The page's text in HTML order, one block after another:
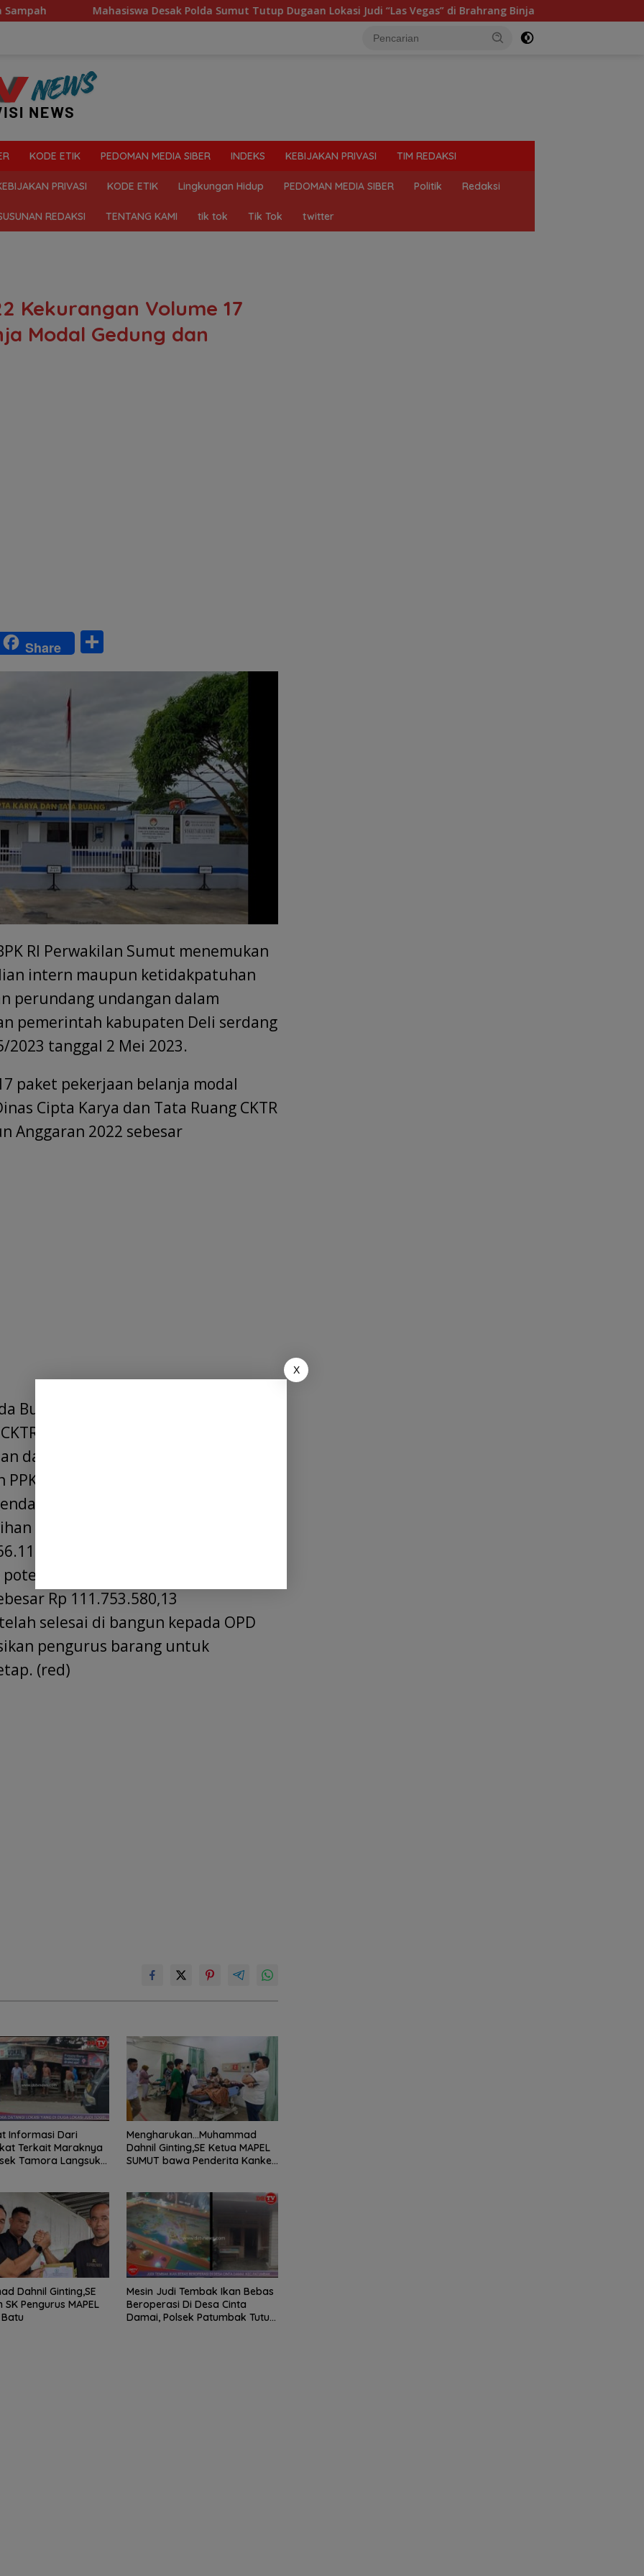
Desak Polda Sumut Tutup Dugaan Lokasi Judi “Las Vegas” di Brahrang Binjai Praktik Perjudian Dadu putar
KODE ETIK PEDOMAN MEDIA SIBER INDEKS KEBIJAKAN PRIVASI TIM REDAKSI
PRIVASI KODE ETIK Lingkungan Hidup PEDOMAN MEDIA SIBER Politik Redaksi
REDAKSI TENTANG KAMI tik tok Tik Tok twitter
Kekurangan Volume 17
Modal Gedung dan
Share
h
RI Perwakilan Sumut menemukan
intern maupun ketidakpatuhan
perundang undangan dalam
pemerintah kabupaten Deli serdang
2023 tanggal 2 Mei 2023.
paket pekerjaan belanja modal
Cipta Karya dan Tata Ruang CKTR
Anggaran 2022 sebesar
Bupati Deli Serdang agar
Kab.Deli Serdang agar : a.lebih
dan pengendalian pelaksanaan
dan pengawas lapangan
terhadap pelaksanaan
pembayaran dan menyetorkan ke
(Rp 386.084.173,45 – Rp
kelebihan pembayaran dan
Rp 111.753.580,13
selesai di bangun kepada OPD
pengurus barang untuk
(red)
Informasi Dari
Terkait Maraknya
Tamora Langsuk
Mengharukan…Muhammad
Dahnil Ginting,SE Ketua MAPEL
SUMUT bawa Penderita Kanker
Dahnil Ginting,SE
Pengurus MAPEL
Mesin Judi Tembak Ikan Bebas
Beroperasi Di Desa Cinta
Damai, Polsek Patumbak Tutup
X